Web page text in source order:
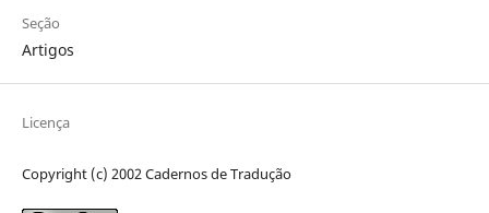
Seção
Artigos
Licença
Copyright (c) 2002 Cadernos de Tradução